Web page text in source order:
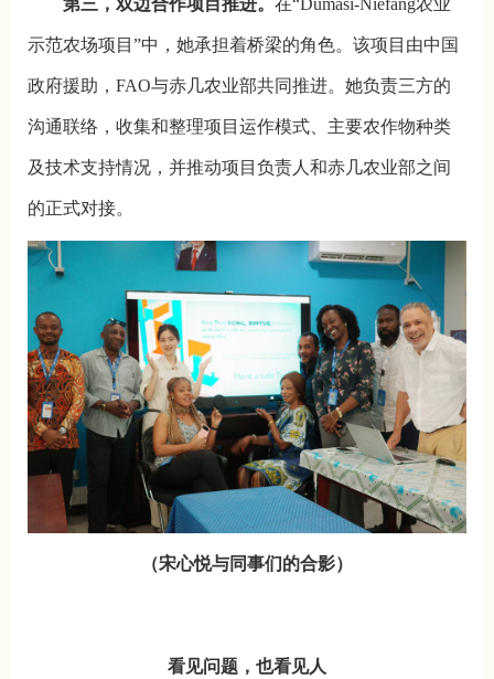
第三，双边合作项目推进。 在“Dumasi-Niefang农业
示范农场项目”中，她承担着桥梁的角色。该项目由中国
政府援助，FAO与赤几农业部共同推进。她负责三方的
沟通联络，收集和整理项目运作模式、主要农作物种类
及技术支持情况，并推动项目负责人和赤几农业部之间
的正式对接。
（宋心悦与同事们的合影）
看见问题，也看见人